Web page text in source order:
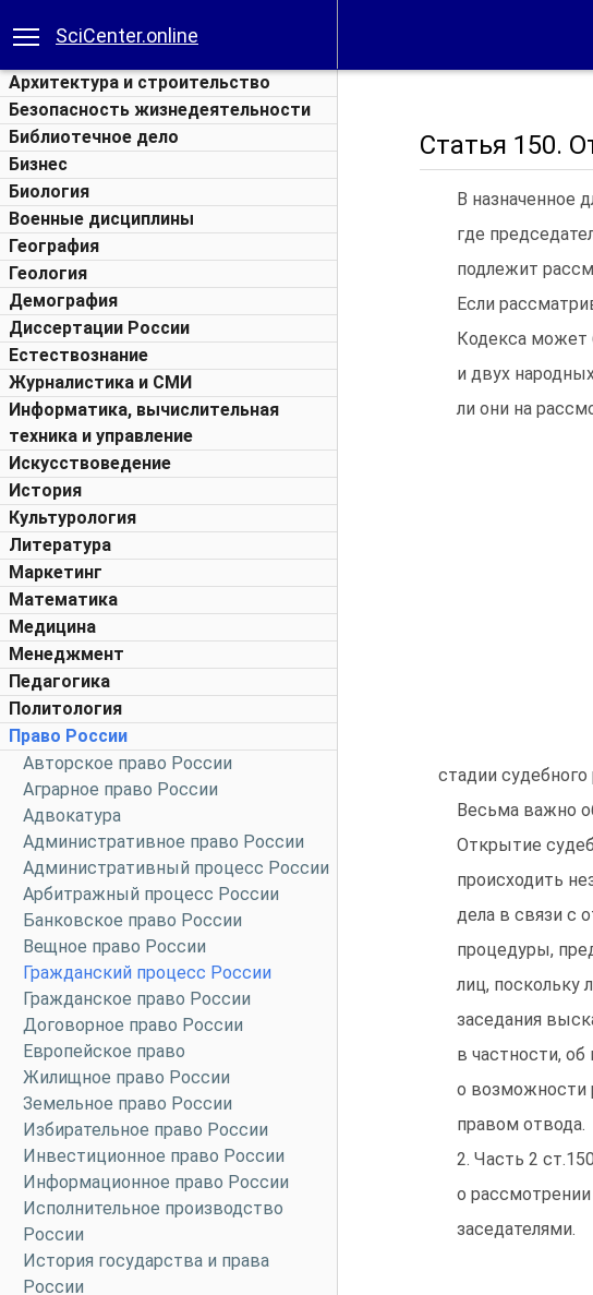
SciCenter.online
Архитектура и строительство
Безопасность жизнедеятельности
Библиотечное дело
Бизнес
Биология
Военные дисциплины
География
Геология
Демография
Диссертации России
Естествознание
Журналистика и СМИ
Информатика, вычислительная
техника и управление
Искусствоведение
История
Культурология
Литература
Маркетинг
Математика
Медицина
Менеджмент
Педагогика
Политология
Право России
Авторское право России
Аграрное право России
Адвокатура
Административное право России
Административный процесс России
Арбитражный процесс России
Банковское право России
Вещное право России
Гражданский процесс России
Гражданское право России
Договорное право России
Европейское право
Жилищное право России
Земельное право России
Избирательное право России
Инвестиционное право России
Информационное право России
Исполнительное производство
России
История государства и права
России
Статья 150.
В назначенное
где
подлежит
Если
Кодекса может
и двух
ли они на
стадии судебного
Весьма важно
Открытие
происходить
дела в связи с
процедуры,
лиц, поскольку
заседания
в частности,
о возможности
правом отвода.
2. Часть 2
о
заседателями.